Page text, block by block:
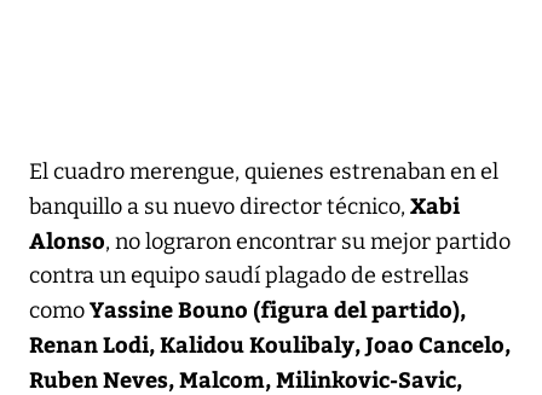
El cuadro merengue, quienes estrenaban en el
banquillo a su nuevo director técnico, Xabi
Alonso, no lograron encontrar su mejor partido
contra un equipo saudí plagado de estrellas
comoYassine Bouno (figura del partido),
Renan Lodi, Kalidou Koulibaly, Joao Cancelo,
Ruben Neves, Malcom, Milinkovic-Savic,